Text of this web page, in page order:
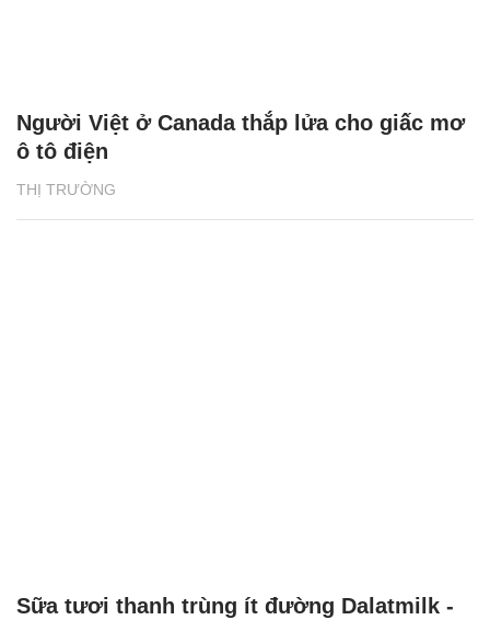
THỊ TRƯỜNG
Người Việt ở Canada thắp lửa cho giấc mơ
ô tô điện
Sữa tươi thanh trùng ít đường Dalatmilk -